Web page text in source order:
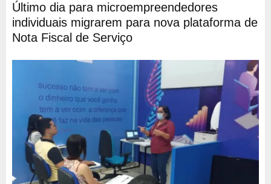
Último dia para microempreendedores
individuais migrarem para nova plataforma de
Nota Fiscal de Serviço